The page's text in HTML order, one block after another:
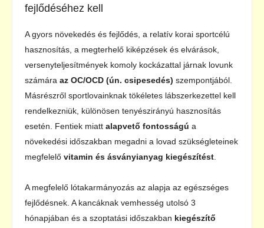
fejlődéséhez kell
A gyors növekedés és fejlődés, a relatív korai sportcélú
hasznosítás, a megterhelő kiképzések és elvárások,
versenyteljesítmények komoly kockázattal járnak lovunk
számára az OC/OCD (ún. csipesedés) szempontjából.
Másrészről sportlovainknak tökéletes lábszerkezettel kell
rendelkezniük, különösen tenyészirányú hasznosítás
esetén. Fentiek miatt alapvető fontosságú a
növekedési időszakban megadni a lovad szükségleteinek
megfelelő vitamin és ásványianyag kiegészítést
A megfelelő lótakarmányozás az alapja az egészséges
fejlődésnek. A kancáknak vemhesség utolsó 3
hónapjában és a szoptatási időszakban kiegészítő